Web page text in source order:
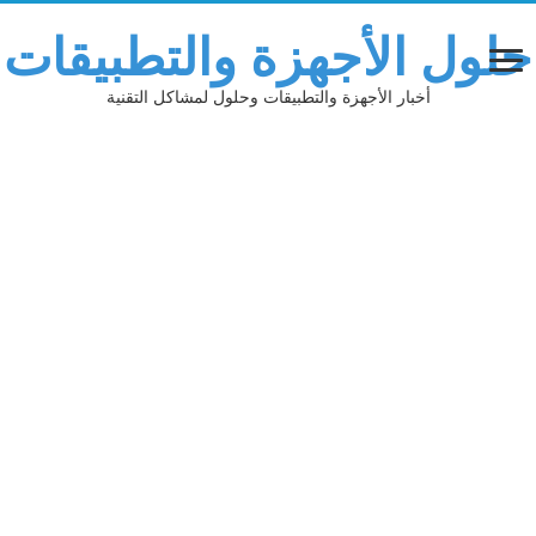
حلول الأجهزة والتطبيقات
أخبار الأجهزة والتطبيقات وحلول لمشاكل التقنية